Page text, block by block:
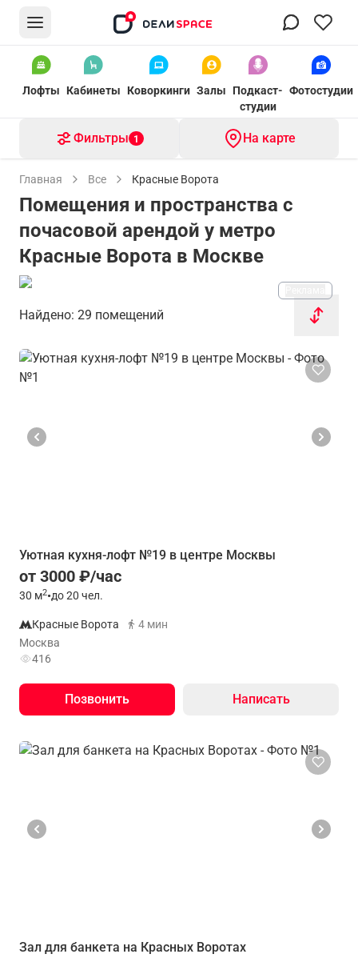
Лофты Кабинеты Коворкинги Залы
Подкаст-
студии
Фотостудии
Фильтры 1 На карте
Главная Все Красные Ворота
Помещения и пространства с
почасовой арендой у метро
Красные Ворота в Москве
Найдено: 29 помещений
Уютная кухня-лофт №19 в центре Москвы
от 3000 ₽/час
30 м2•до 20 чел.
Красные Ворота
4 мин
Москва
416
Позвонить Написать
Зал для банкета на Красных Воротах